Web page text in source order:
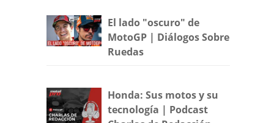
El lado "oscuro" de
MotoGP | Diálogos Sobre
Ruedas
Honda: Sus motos y su
tecnología | Podcast